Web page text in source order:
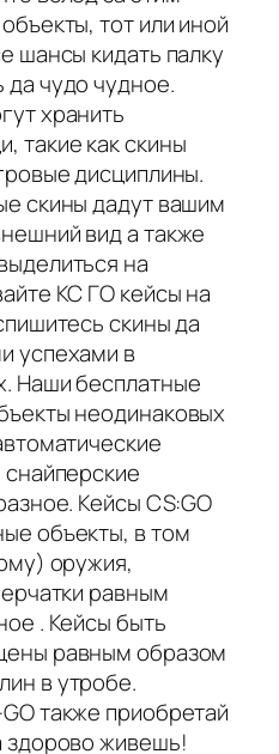
тот или иной
шансы кидать палку
чудо чудное.
хранить
такие как скины
дисциплины.
скины дадут вашим
вид а также
на
КС ГО кейсы на
скины да
успехами в
Наши бесплатные
неодинаковых
Кейсы CS:GO
объекты, в том
оружия,
равным
. Кейсы быть
равным образом
в утробе.
также приобретай
здорово живешь!